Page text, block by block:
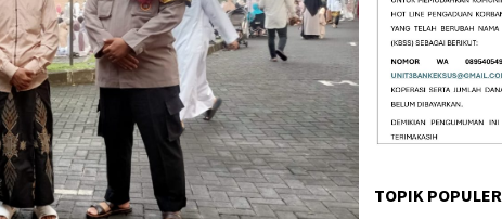
TOPIK POPULER